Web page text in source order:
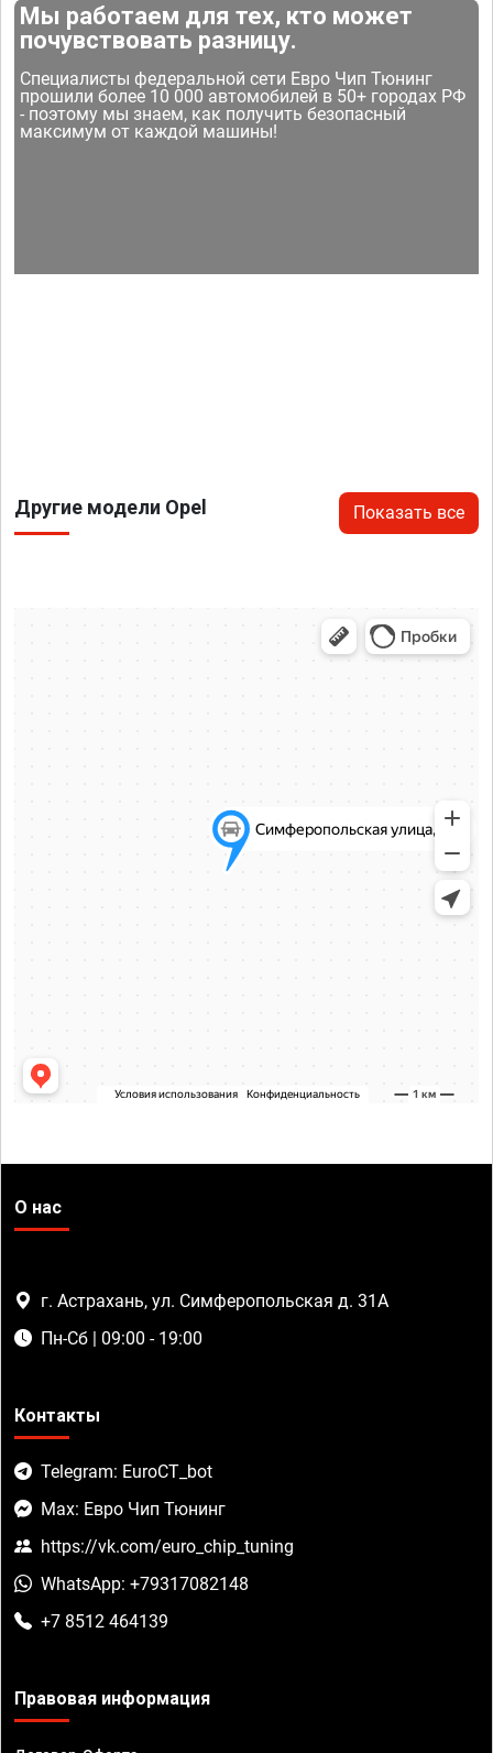
Мы работаем для тех, кто может
почувствовать разницу.
Специалисты федеральной сети Евро Чип Тюнинг
прошили более 10 000 автомобилей в 50+ городах РФ
- поэтому мы знаем, как получить безопасный
максимум от каждой машины!
Другие модели Opel Показать все
О нас
г. Астрахань, ул. Симферопольская д. 31А
Пн-Сб | 09:00 - 19:00
Контакты
Telegram: EuroCT_bot
Max: Евро Чип Тюнинг
https://vk.com/euro_chip_tuning
WhatsApp: +79317082148
+7 8512 464139
Правовая информация